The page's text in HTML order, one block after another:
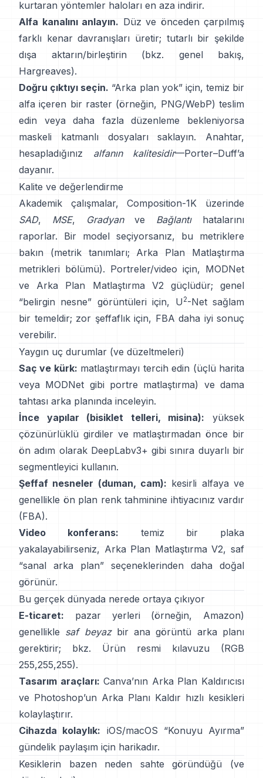
kurtaran yöntemler haloları en aza indirir.
Alfa kanalını anlayın. Düz ve önceden çarpılmış
farklı kenar davranışları üretir; tutarlı bir şekilde
dışa aktarın/birleştirin (bkz.
genel bakış,
Hargreaves).
Doğru çıktıyı seçin. “Arka plan yok” için, temiz bir
alfa içeren bir raster (örneğin, PNG/WebP) teslim
edin veya daha fazla düzenleme bekleniyorsa
maskeli katmanlı dosyaları saklayın. Anahtar,
hesapladığınız alfanın kalitesidir—Porter–Duff’a
dayanır.
Kalite ve değerlendirme
Akademik çalışmalar,Composition-1K üzerinde
SAD, MSE, Gradyanve Bağlantıhatalarını
raporlar. Bir model seçiyorsanız, bu metriklere
bakın
(metrik tanımları;
Arka Plan Matlaştırma
metrikleri bölümü). Portreler/video için, MODNet
ve
Arka Plan Matlaştırma V2güçlüdür; genel
“belirgin nesne” görüntüleri için, U2-Netsağlam
bir temeldir; zor şeffaflık için, FBA daha iyi sonuç
verebilir.
Yaygın uç durumlar (ve düzeltmeleri)
Saç ve kürk: matlaştırmayı tercih edin (üçlü harita
veya MODNet gibi portre matlaştırma) ve dama
tahtası arka planında inceleyin.
İnce yapılar (bisiklet telleri, misina): yüksek
çözünürlüklü girdiler ve matlaştırmadan önce bir
ön adım olarak DeepLabv3+ gibi sınıra duyarlı bir
segmentleyici kullanın.
Şeffaf nesneler (duman, cam): kesirli alfaya ve
genellikle ön plan renk tahminine ihtiyacınız vardır
(FBA).
Video konferans: temiz bir plaka
yakalayabilirseniz, Arka Plan Matlaştırma V2, saf
“sanal arka plan” seçeneklerinden daha doğal
görünür.
Bu gerçek dünyada nerede ortaya çıkıyor
E-ticaret: pazar yerleri (örneğin, Amazon)
genellikle saf beyazbir ana görüntü arka planı
gerektirir; bkz.
Ürün resmi kılavuzu
(RGB
255,255,255).
Tasarım araçları: Canva’nın Arka Plan Kaldırıcısı
ve Photoshop’un Arka Planı Kaldır hızlı kesikleri
kolaylaştırır.
Cihazda kolaylık: iOS/macOS “Konuyu Ayırma”
gündelik paylaşım için harikadır.
Kesiklerin bazen neden sahte göründüğü (ve